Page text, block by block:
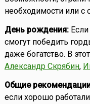
необходимости или
День рождения:Если
смогут победить
даже богатство. В
Александр Скрябин,
Общие
если хорошо